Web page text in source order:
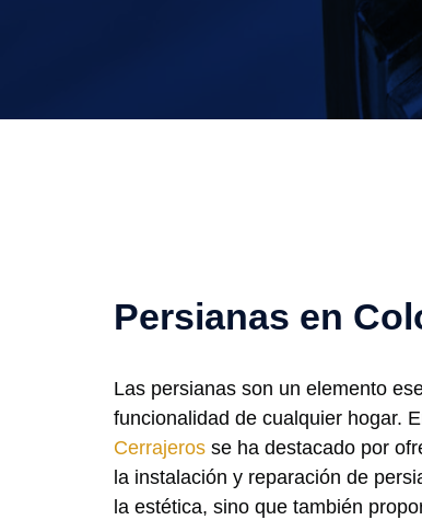
Persianas en
Las persianas son un elemento
funcionalidad de cualquier hogar.
Cerrajeros se ha destacado por
la instalación y reparación de
la estética, sino que también